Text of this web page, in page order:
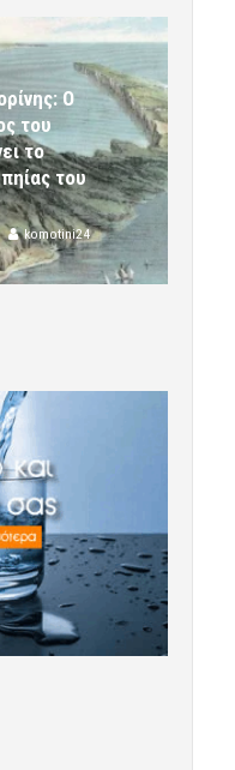
Ο
του
το
του
komotini24